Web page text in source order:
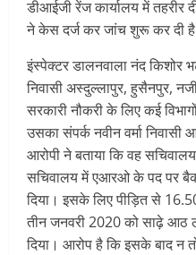
डीआईजी रेंज कार्यालय में तहरीर
ने केस दर्ज कर जांच शुरू कर दी
इंस्पेक्टर डालनवाला नंद किशोर
निवासी अस्दुल्लापुर, हुसैनपुर,
सरकारी नौकरी के लिए कई
उसका संपर्क नवीन वर्मा
आरोपी ने बताया कि वह
सचिवालय में एआरओ के पद पर
दिया। इसके लिए पीड़ित से
तीन जनवरी 2020 को साढ़े आठ
दिया। आरोप है कि इसके बाद न